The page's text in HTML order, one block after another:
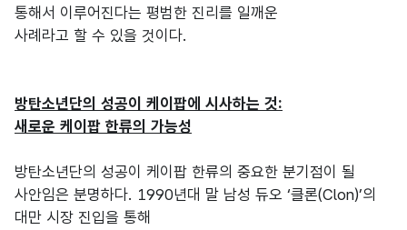
통해서 이루어진다는 평범한 진리를 일깨운
사례라고 할 수 있을 것이다.
방탄소년단의 성공이 케이팝에 시사하는 것:
새로운 케이팝 한류의 가능성
방탄소년단의 성공이 케이팝 한류의 중요한 분기점이 될
사안임은 분명하다. 1990년대 말 남성 듀오 ‘클론(Clon)’의
대만 시장 진입을 통해